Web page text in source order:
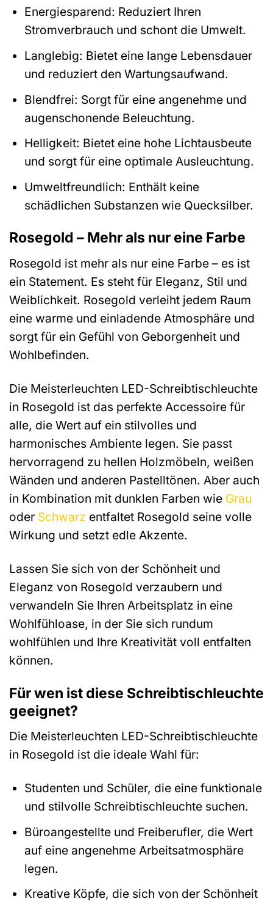
Energiesparend: Reduziert Ihren
Stromverbrauch und schont die Umwelt.
Langlebig: Bietet eine lange Lebensdauer
und reduziert den Wartungsaufwand.
Blendfrei: Sorgt für eine angenehme und
augenschonende Beleuchtung.
Helligkeit: Bietet eine hohe Lichtausbeute
und sorgt für eine optimale Ausleuchtung.
Umweltfreundlich: Enthält keine
schädlichen Substanzen wie Quecksilber.
Rosegold – Mehr als nur eine Farbe
Rosegold ist mehr als nur eine Farbe – es ist
ein Statement. Es steht für Eleganz, Stil und
Weiblichkeit. Rosegold verleiht jedem Raum
eine warme und einladende Atmosphäre und
sorgt für ein Gefühl von Geborgenheit und
Wohlbefinden.
Die Meisterleuchten LED-Schreibtischleuchte
in Rosegold ist das perfekte Accessoire für
alle, die Wert auf ein stilvolles und
harmonisches Ambiente legen. Sie passt
hervorragend zu hellen Holzmöbeln, weißen
Wänden und anderen Pastelltönen. Aber auch
in Kombination mit dunklen Farben wie Grau
oder Schwarz entfaltet Rosegold seine volle
Wirkung und setzt edle Akzente.
Lassen Sie sich von der Schönheit und
Eleganz von Rosegold verzaubern und
verwandeln Sie Ihren Arbeitsplatz in eine
Wohlfühloase, in der Sie sich rundum
wohlfühlen und Ihre Kreativität voll entfalten
können.
Für wen ist diese Schreibtischleuchte
geeignet?
Die Meisterleuchten LED-Schreibtischleuchte
in Rosegold ist die ideale Wahl für:
Studenten und Schüler, die eine funktionale
und stilvolle Schreibtischleuchte suchen.
Büroangestellte und Freiberufler, die Wert
auf eine angenehme Arbeitsatmosphäre
legen.
Kreative Köpfe, die sich von der Schönheit